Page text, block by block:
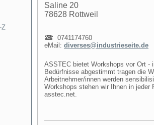
Z
Saline 20
78628 Rottweil
0741174760
eMail: diverses@industrieseite.de
ASSTEC bietet Workshops vor Ort -
Bedürfnisse abgestimmt tragen die
Arbeitnehmer/innen werden
Workshops stehen wir Ihnen in jeder
asstec.net.